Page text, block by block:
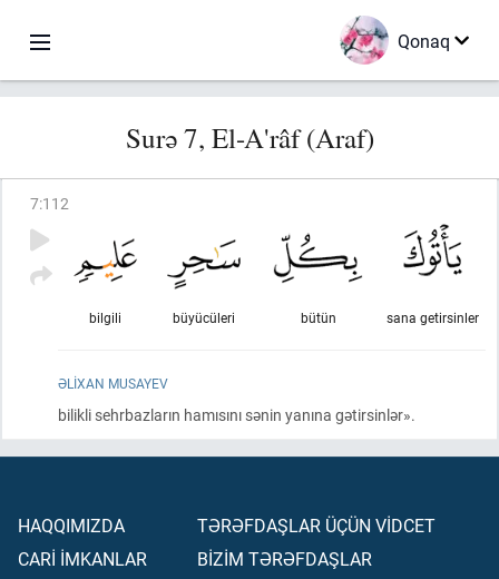
Qonaq
Surə 7, El-A'râf (Araf)
7:112
sana getirsinler
bütün
büyücüleri
bilgili
ƏLIXAN MUSAYEV
bilikli sehrbazların hamısını sənin yanına gətirsinlər».
HAQQIMIZDA
CARİ İMKANLAR
TƏRƏFDAŞLAR ÜÇÜN VİDCET
BİZİM TƏRƏFDAŞLAR